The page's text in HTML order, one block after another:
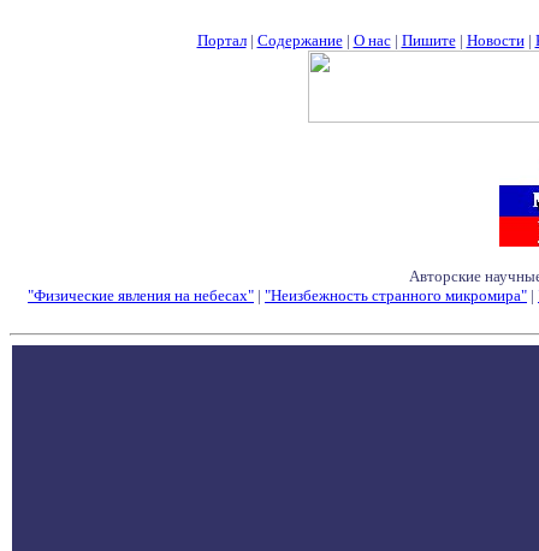
Портал| Содержание| О нас| Пишите| Новости|
Авторские
"Физические явления на небесах" | "Неизбежность странного микромира" |